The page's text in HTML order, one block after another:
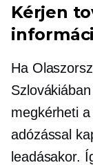
Kérjen
Ha
megkérheti
adózással
leadásakor.